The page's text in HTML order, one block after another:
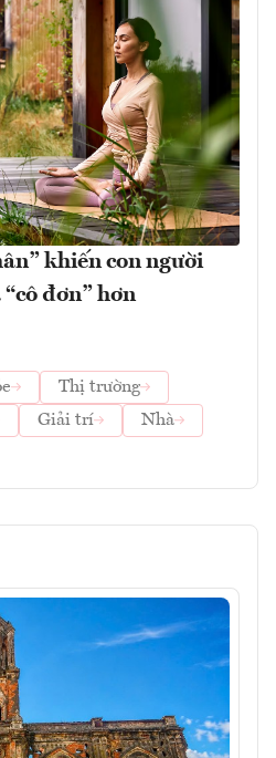
khiến con người
đơn” hơn
Thị trường
Giải trí
Nhà